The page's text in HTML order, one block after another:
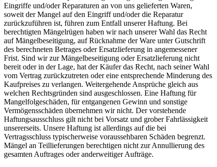
Eingriffe und/oder Reparaturen an von uns gelieferten Waren,
soweit der Mangel auf den Eingriff und/oder die Reparatur
zurückzuführen ist, führen zum Entfall unserer Haftung. Bei
berechtigten Mängelrügen haben wir nach unserer Wahl das Recht
auf Mängelbeseitigung, auf Rücknahme der Ware unter Gutschrift
des berechneten Betrages oder Ersatzlieferung in angemessener
Frist. Sind wir zur Mängelbeseitigung oder Ersatzlieferung nicht
bereit oder in der Lage, hat der Käufer das Recht, nach seiner Wahl
vom Vertrag zurückzutreten oder eine entsprechende Minderung des
Kaufpreises zu verlangen. Weitergehende Ansprüche gleich aus
welchen Rechtsgründen sind ausgeschlossen. Eine Haftung für
Mangelfolgeschäden, für entgangenen Gewinn und sonstige
Vermögensschäden übernehmen wir nicht. Der vorstehende
Haftungsausschluss gilt nicht bei Vorsatz und grober Fahrlässigkeit
unsererseits. Unsere Haftung ist allerdings auf die bei
Vertragsschluss typischerweise voraussehbaren Schäden begrenzt.
Mängel an Teillieferungen berechtigen nicht zur Annullierung des
gesamten Auftrages oder anderweitiger Aufträge.